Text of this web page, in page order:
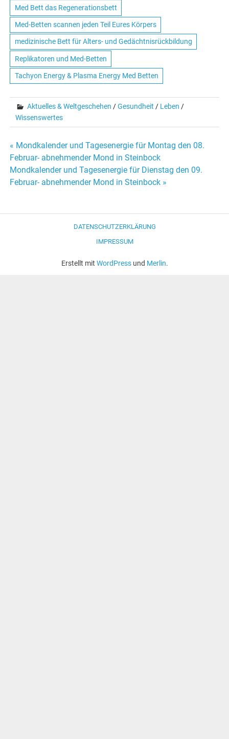
Med Bett das Regenerationsbett
Med-Betten scannen jeden Teil Eures Körpers
medizinische Bett für Alters- und Gedächtnisrückbildung
Replikatoren und Med-Betten
Tachyon Energy & Plasma Energy Med Betten
Aktuelles & Weltgeschehen /Gesundheit / Leben /
Wissenswertes
Beitrags-
Navigation
« Mondkalender und Tagesenergie für Montag den 08.
Februar- abnehmender Mond in Steinbock
Mondkalender und Tagesenergie für Dienstag den 09.
Februar- abnehmender Mond in Steinbock »
DATENSCHUTZERKLÄRUNG
IMPRESSUM
Erstellt mit WordPressund Merlin.